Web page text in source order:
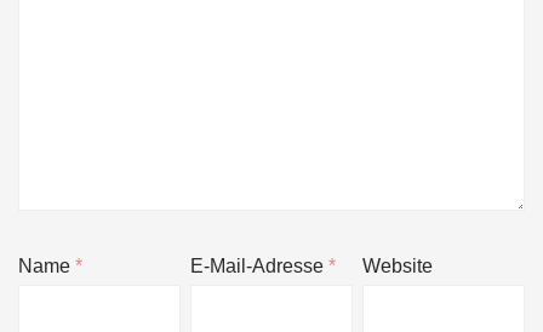
Name* E-Mail-Adresse* Website